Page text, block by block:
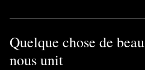
Quelque chose de beau
nous unit